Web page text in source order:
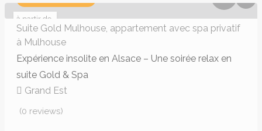
à partir de
149 €
Suite Gold Mulhouse, appartement avec spa privatif
à Mulhouse
Expérience insolite en Alsace – Une soirée relax en
suite Gold & Spa
Grand Est
(0 reviews)